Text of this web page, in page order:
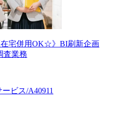
在宅併用OK☆》BI刷新企画
査業務
ビス/A40911